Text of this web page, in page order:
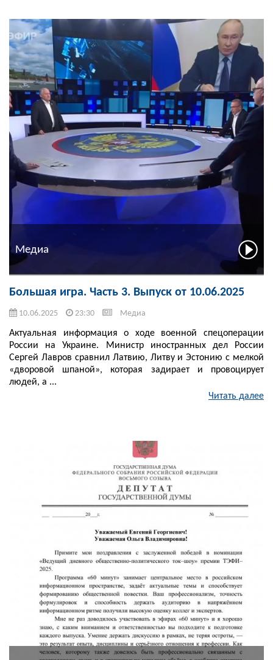
Медиа
Большая игра. Часть 3. Выпуск от 10.06.2025
10.06.2025 23:30 Медиа
Актуальная информация о ходе военной спецоперации
России на Украине. Министр иностранных дел России
Сергей Лавров сравнил Латвию, Литву и Эстонию с мелкой
«дворовой шпаной», которая задирает и провоцирует
людей, а ...
Читать далее